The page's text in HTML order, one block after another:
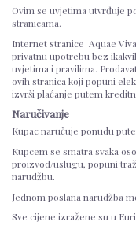
Ovim se uvjetima utvrđuje
stranicama.
Internet stranice Aquae
privatnu upotrebu bez
uvjetima i pravilima.
ovih stranica koji popuni
izvrši plaćanje putem
Naručivanje
Kupac naručuje ponudu
Kupcem se smatra svaka
proizvod/uslugu, popuni
narudžbu.
Jednom poslana narudžba
Sve cijene izražene su u